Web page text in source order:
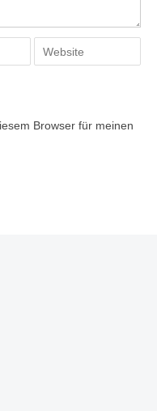
Browser für meinen